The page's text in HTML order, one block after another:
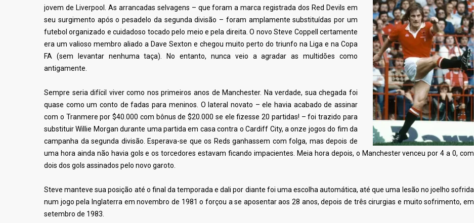
jovem de Liverpool. As arrancadas selvagens – que foram a marca registrada dos Red Devils em
seu surgimento após o pesadelo da segunda divisão – foram amplamente substituídas por um
futebol organizado e cuidadoso tocado pelo meio e pela direita. O novo Steve Coppell certamente
era um valioso membro aliado a Dave Sexton e chegou muito perto do triunfo na Liga e na Copa
FA (sem levantar nenhuma taça) . No entanto, nunca veio a agradar as multidões como
antigamente.
Sempre seria difícil viver como nos primeiros anos de Manchester. Na verdade, sua chegada foi
quase como um conto de fadas para meninos. O lateral novato – ele havia acabado de assinar
com o Tranmere por $40.000 com bônus de $20.000 se ele fizesse 20 partidas! – foi trazido para
substituir Willie Morgan durante uma partida em casa contra o Cardiff City, a onze jogos do fim da
campanha da segunda divisão. Esperava-se que os Reds ganhassem com folga, mas depois de
uma hora ainda não havia gols e os torcedores estavam ficando impacientes. Meia hora depois, o Manchester venceu por 4 a 0, com
dois dos gols assinados pelo novo garoto.
Steve manteve sua posição até o final da temporada e dali por diante foi uma escolha automática, até que uma lesão no joelho sofrida
num jogo pela Inglaterra em novembro de 1981 o forçou a se aposentar aos 28 anos, depois de três cirurgias e muito sofrimento, em
setembro de 1983.